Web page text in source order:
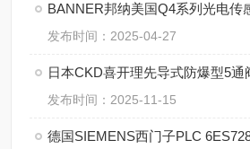
发布时间：2025-04-27
日本CKD喜开理先导式防爆型5
发布时间：2025-11-15